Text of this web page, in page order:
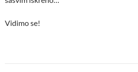
Vidimo se!